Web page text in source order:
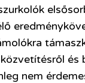
és
nem